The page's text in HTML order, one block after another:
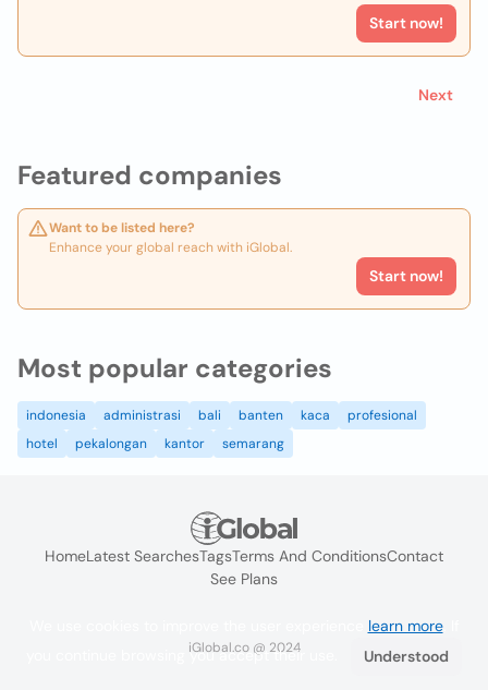
Featured companies
Want to be listed here?
Enhance your global reach with iGlobal.
Start now!
Start now!
Next
Most popular categories
indonesia administrasi bali banten kaca
profesional
hotel
pekalongan kantor semarang
HomeLatest SearchesTagsTerms And ConditionsContact
See Plans
iGlobal.co @ 2024
learn more. If
you continue browsing you accept their use.
Understood